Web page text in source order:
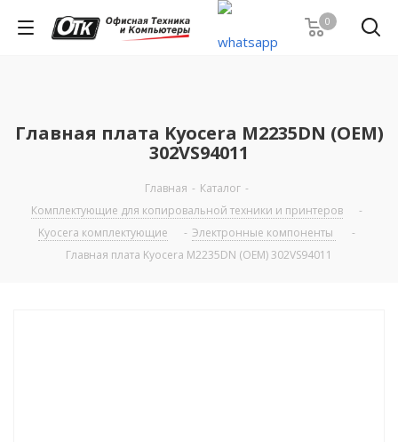
0
Главная плата Kyocera M2235DN (OEM)
302VS94011
Главная - Каталог -
Комплектующие для копировальной техники и принтеров
-
Kyocera комплектующие
- Электронные компоненты
-
Главная плата Kyocera M2235DN (OEM) 302VS94011